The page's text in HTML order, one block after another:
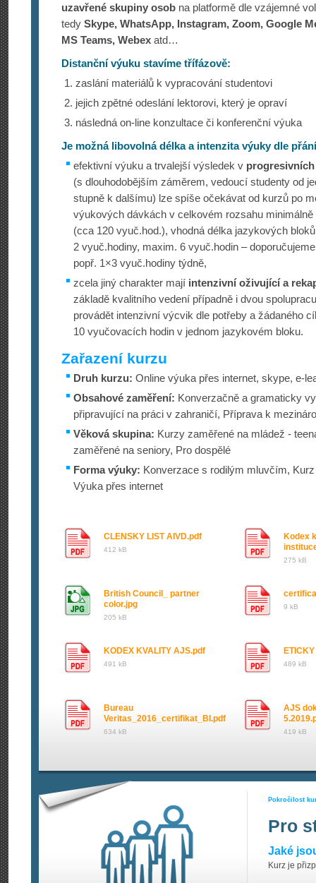
uzavřené skupiny osob na platformě dle vzájemné
tedy Skype, WhatsApp, Instagram, Zoom, Google
MS Teams, Webex atd…
Distanční výuku stavíme třífázově:
zaslání materiálů k vypracování studentovi
jejich zpětné odeslání lektorovi, který je opraví
následná on-line konzultace či konferenční výuka
Je možná libovolná délka a intenzita výuky dle
efektivní výuku a trvalejší výsledek v
(s dlouhodobějším záměrem, vedoucí studenty od
stupně k dalšímu) lze spíše očekávat od kurzů po
výukových dávkách v celkovém rozsahu
(cca 120 vyuč.hod.), vhodná délka jazykových
2 vyuč.hodiny, maxim. 6 vyuč.hodin –
popř. 1×3 vyuč.hodiny týdně,
zcela jiný charakter mají intenzivní oživující a
základě kvalitního vedení případně i dvou
provádět intenzivní výcvik dle potřeby a žádaného
10 vyučovacích hodin v jednom jazykovém bloku.
Zařazení kurzu
Druh kurzu: Online výuka přes internet, skype, e-
Obsahové zaměření: Konverzačně a gramaticky
připravující na práci v zahraničí, Příprava k
Věková skupina: Kurzy zaměřené na mládež -
zaměřené na seniory, Pro dospělé
Forma výuky: Konverzace s rodilým mluvčím,
Výuka přes internet
CLENSKY LIST AIVD.pdf
412 kB
Kodex
275 kB
British Council_ partner
color.jpg
205 kB
9 kB
KODEX KVALITY AJS.pdf
491 kB 489 kB
Bureau
Veritas_2016_certifikat_BI.pdf
634 kB
AJS
419 kB
Pokročilost
Pro
Jaké
Kurz je